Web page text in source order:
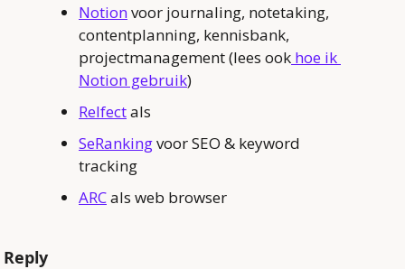
Notion voor journaling, notetaking,
contentplanning, kennisbank,
projectmanagement (lees ook hoe ik
Notion gebruik)
Relfect als
SeRanking voor SEO & keyword
tracking
ARC als web browser
Reply